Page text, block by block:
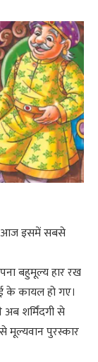
आज इसमें सबसे
बहुमूल्य हार रख
के कायल हो गए।
शर्मिंदगी से
पुरस्कार